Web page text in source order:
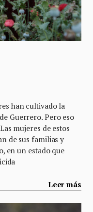
han cultivado la
Guerrero. Pero eso
mujeres de estos
de sus familias y
en un estado que
Leer más